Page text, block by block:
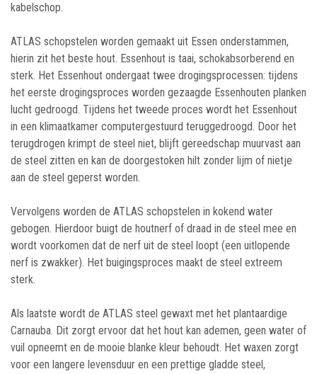
kabelschop.
ATLAS schopstelen worden gemaakt uit Essen onderstammen,
hierin zit het beste hout. Essenhout is taai, schokabsorberend en
sterk. Het Essenhout ondergaat twee drogingsprocessen: tijdens
het eerste drogingsproces worden gezaagde Essenhouten planken
lucht gedroogd. Tijdens het tweede proces wordt het Essenhout
in een klimaatkamer computergestuurd teruggedroogd. Door het
terugdrogen krimpt de steel niet, blijft gereedschap muurvast aan
de steel zitten en kan de doorgestoken hilt zonder lijm of nietje
aan de steel geperst worden.
Vervolgens worden de ATLAS schopstelen in kokend water
gebogen. Hierdoor buigt de houtnerf of draad in de steel mee en
wordt voorkomen dat de nerf uit de steel loopt (een uitlopende
nerf is zwakker). Het buigingsproces maakt de steel extreem
sterk.
Als laatste wordt de ATLAS steel gewaxt met het plantaardige
Carnauba. Dit zorgt ervoor dat het hout kan ademen, geen water of
vuil opneemt en de mooie blanke kleur behoudt. Het waxen zorgt
voor een langere levensduur en een prettige gladde steel,